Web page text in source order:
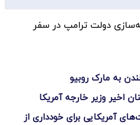
به مارک روبیو
اخیر وزیر خارجه آمریکا
آمریکایی برای خودداری از